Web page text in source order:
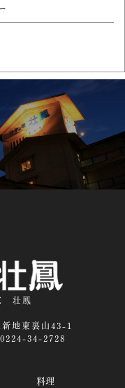
壮鳳
地東裏山43-1
34-2728
料理